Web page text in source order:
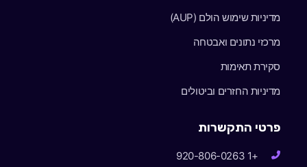
מדיניות שימוש הולם (AUP)
מרכזי נתונים ואבטחה
סקירת תאימות
מדיניות החזרים וביטולים
פרטי התקשרות
+1 920-806-0263